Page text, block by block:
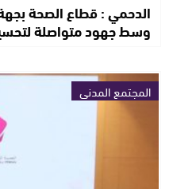
الدحمي : قطاع الصحة
وسط جهود متواصلة
المجتمع المدني